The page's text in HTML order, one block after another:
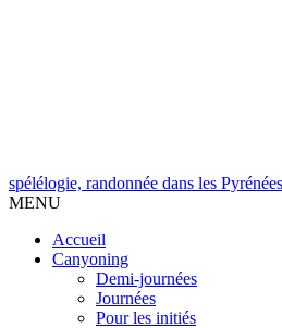
spélélogie, randonnée dans les
MENU
Accueil
Canyoning
Demi-journées
Journées
Pour les initiés